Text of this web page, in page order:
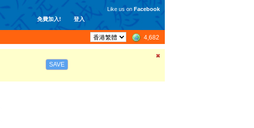
免費加入! 登入
Like us on Facebook
4,682
SAVE